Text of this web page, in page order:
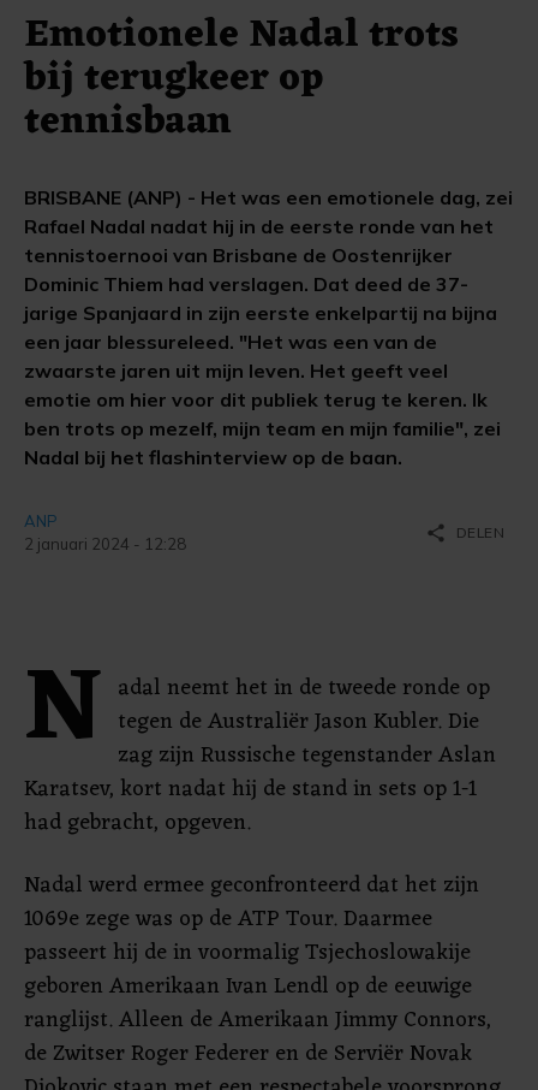
Emotionele Nadal trots
bij terugkeer op
tennisbaan
BRISBANE (ANP) - Het was een emotionele dag, zei
Rafael Nadal nadat hij in de eerste ronde van het
tennistoernooi van Brisbane de Oostenrijker
Dominic Thiem had verslagen. Dat deed de 37-
jarige Spanjaard in zijn eerste enkelpartij na bijna
een jaar blessureleed. "Het was een van de
zwaarste jaren uit mijn leven. Het geeft veel
emotie om hier voor dit publiek terug te keren. Ik
ben trots op mezelf, mijn team en mijn familie", zei
Nadal bij het flashinterview op de baan.
ANP
2 januari 2024 - 12:28
share DELEN
N adal neemt het in de tweede ronde op
tegen de Australiër Jason Kubler. Die
zag zijn Russische tegenstander Aslan
Karatsev, kort nadat hij de stand in sets op 1-1
had gebracht, opgeven.
Nadal werd ermee geconfronteerd dat het zijn
1069e zege was op de ATP Tour. Daarmee
passeert hij de in voormalig Tsjechoslowakije
geboren Amerikaan Ivan Lendl op de eeuwige
ranglijst. Alleen de Amerikaan Jimmy Connors,
de Zwitser Roger Federer en de Serviër Novak